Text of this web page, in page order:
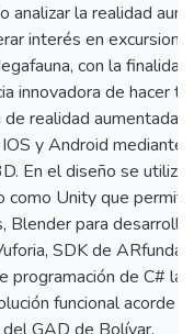
analizar la realidad
interés en
con la
innovadora de hacer
de realidad aumentada
y Android mediante
En el diseño se
como Unity que
Blender para
SDK de
programación de C#
funcional acorde